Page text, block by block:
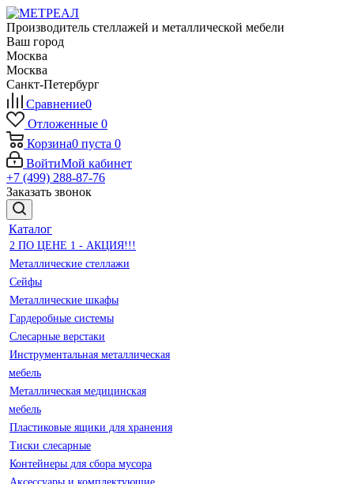
Производитель стеллажей и металлической мебели
Ваш город
Москва
Москва
Санкт-Петербург
Сравнение0
Отложенные 0
Корзина0 пуста 0
ВойтиМой кабинет
+7 (499) 288-87-76
Заказать звонок
Каталог
2 ПО ЦЕНЕ 1 - АКЦИЯ!!!
Металлические стеллажи
Сейфы
Металлические шкафы
Гардеробные системы
Слесарные верстаки
Инструментальная металлическая
мебель
Металлическая медицинская
мебель
Пластиковые ящики для хранения
Тиски слесарные
Контейнеры для сбора мусора